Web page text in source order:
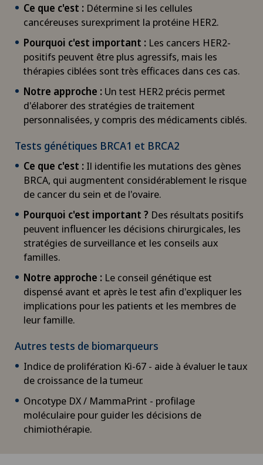
Ce que c'est : Détermine si les cellules
cancéreuses surexpriment la protéine HER2.
Pourquoi c'est important : Les cancers HER2-
positifs peuvent être plus agressifs, mais les
thérapies ciblées sont très efficaces dans ces cas.
Notre approche : Un test HER2 précis permet
d'élaborer des stratégies de traitement
personnalisées, y compris des médicaments ciblés.
Tests génétiques BRCA1 et BRCA2
Ce que c'est : Il identifie les mutations des gènes
BRCA, qui augmentent considérablement le risque
de cancer du sein et de l'ovaire.
Pourquoi c'est important ? Des résultats positifs
peuvent influencer les décisions chirurgicales, les
stratégies de surveillance et les conseils aux
familles.
Notre approche : Le conseil génétique est
dispensé avant et après le test afin d'expliquer les
implications pour les patients et les membres de
leur famille.
Autres tests de biomarqueurs
Indice de prolifération Ki-67 - aide à évaluer le taux
de croissance de la tumeur.
Oncotype DX / MammaPrint - profilage
moléculaire pour guider les décisions de
chimiothérapie.